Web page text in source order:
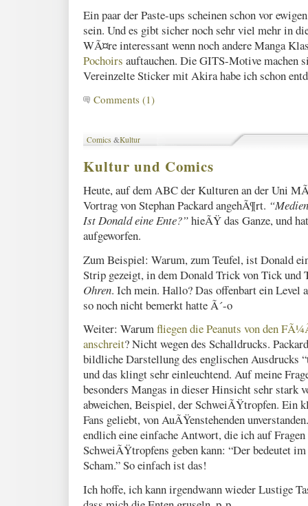
Ein paar der Paste-ups scheinen schon vor
sein. Und es gibt sicher noch sehr viel mehr in
WÃ¤re interessant wenn noch andere Manga
Pochoirs auftauchen. Die GITS-Motive machen
Vereinzelte Sticker mit Akira habe ich schon
Comments (1)
Comics &Kultur
Kultur und Comics
Heute, auf dem ABC der Kulturen an der Uni
Vortrag von Stephan Packard angehÃ¶rt.
Ist Donald eine Ente?”hieÃŸ das Ganze, und
aufgeworfen.
Zum Beispiel: Warum, zum Teufel, ist Donald
Strip gezeigt, in dem Donald Trick von Tick und
Ohren. Ich mein. Hallo? Das offenbart ein Level
so noch nicht bemerkt hatte Ã´-o
Weiter: Warumfliegen die Peanuts von den
anschreit? Nicht wegen des Schalldrucks.
bildliche Darstellung des englischen Ausdrucks
und das klingt sehr einleuchtend. Auf meine
besonders Mangas in dieser Hinsicht sehr stark
abweichen, Beispiel, der SchweiÃŸtropfen. Ein
Fans geliebt, von AuÃŸenstehenden
endlich eine einfache Antwort, die ich auf Fragen
SchweiÃŸtropfens geben kann: “Der bedeutet
Scham.” So einfach ist das!
Ich hoffe, ich kann irgendwann wieder Lustige